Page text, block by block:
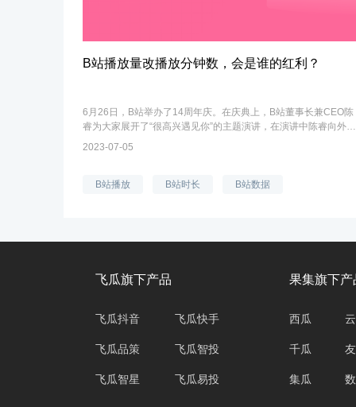
B站播放量改播放分钟数，会是谁的红利？
6月26日，B站举办了14周年庆。在庆典上，B站董事长兼CEO陈
睿为大家展开了“很高兴遇见你”的主题演讲，在演讲中陈睿向外界
宣布B站的一项重大改变：为了更好地挖掘B站的优质内容，B站
2023-07-05
B站播放 B站时长 B站数据
飞瓜旗下产品
飞瓜抖音
飞瓜品策
飞瓜智星
飞瓜快手
飞瓜智投
飞瓜易投
果集旗下产
西瓜
千瓜
集瓜